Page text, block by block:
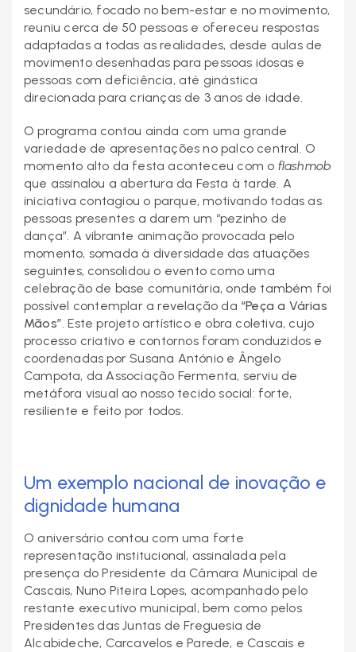
secundário, focado no bem-estar e no movimento,
reuniu cerca de 50 pessoas e ofereceu respostas
adaptadas a todas as realidades, desde aulas de
movimento desenhadas para pessoas idosas e
pessoas com deficiência, até ginástica
direcionada para crianças de 3 anos de idade.
O programa contou ainda com uma grande
variedade de apresentações no palco central. O
momento alto da festa aconteceu com o flashmob
que assinalou a abertura da Festa à tarde. A
iniciativa contagiou o parque, motivando todas as
pessoas presentes a darem um “pezinho de
dança”. A vibrante animação provocada pelo
momento, somada à diversidade das atuações
seguintes, consolidou o evento como uma
celebração de base comunitária, onde também foi
possível contemplar a revelação da “Peça a Várias
Mãos”. Este projeto artístico e obra coletiva, cujo
processo criativo e contornos foram conduzidos e
coordenadas por Susana António e Ângelo
Campota, da Associação Fermenta, serviu de
metáfora visual ao nosso tecido social: forte,
resiliente e feito por todos.
Um exemplo nacional de inovação e
dignidade humana
O aniversário contou com uma forte
representação institucional, assinalada pela
presença do Presidente da Câmara Municipal de
Cascais, Nuno Piteira Lopes, acompanhado pelo
restante executivo municipal, bem como pelos
Presidentes das Juntas de Freguesia de
Alcabideche, Carcavelos e Parede, e Cascais e